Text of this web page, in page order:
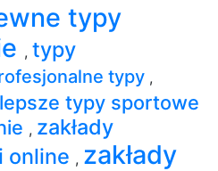
typy
, typy
typy ,
typy sportowe
, zakłady
online , zakłady